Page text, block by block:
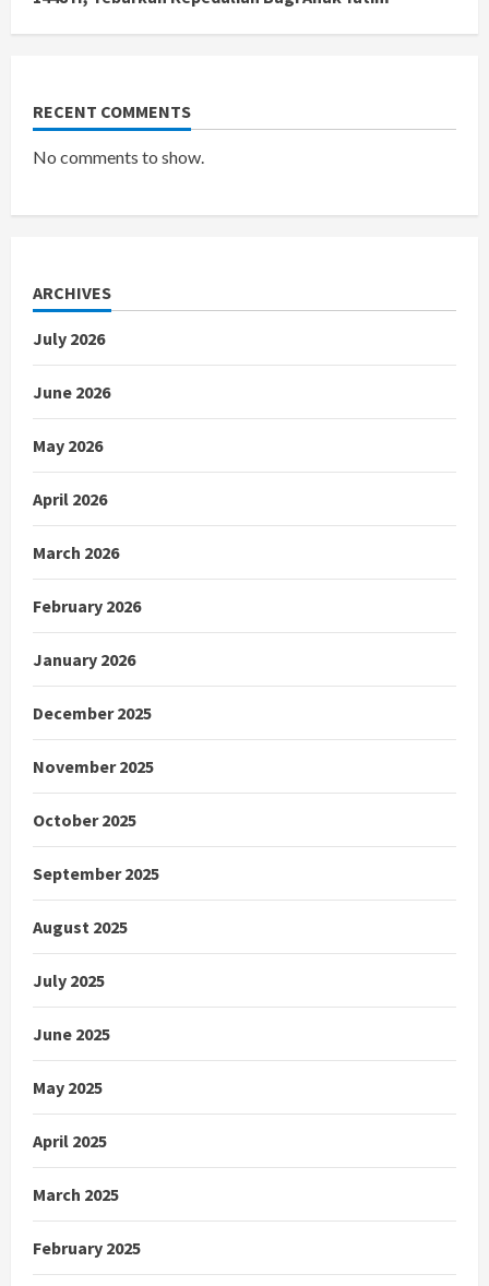
RECENT COMMENTS
No comments to show.
ARCHIVES
July 2026
June 2026
May 2026
April 2026
March 2026
February 2026
January 2026
December 2025
November 2025
October 2025
September 2025
August 2025
July 2025
June 2025
May 2025
April 2025
March 2025
February 2025